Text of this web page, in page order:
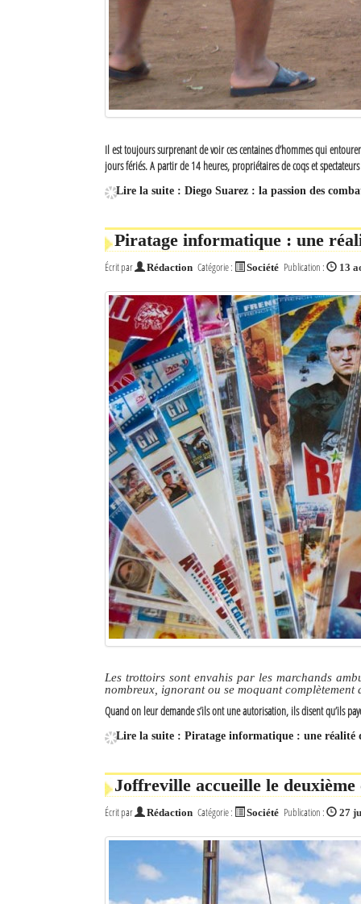
Diego Suarez Pratique
Les Petites Annonces
La Tribune de Diego en PDF
Connexion
Identifiant oublié ?
Mot de passe oublié ?
Il est toujours surprenant de voir ces centaines d’hommes qui
jours fériés. A partir de 14 heures, propriétaires de coqs et
Lire la suite : Diego Suarez : la passion des
Piratage informatique : une
Écrit par Rédaction Catégorie : Société Publication : 13
Les trottoirs sont envahis par les marchands
nombreux, ignorant ou se moquant
Quand on leur demande s’ils ont une autorisation, ils disent qu’ils
Lire la suite : Piratage informatique : une réalité
Joffreville accueille le
Écrit par Rédaction Catégorie : Société Publication : 27